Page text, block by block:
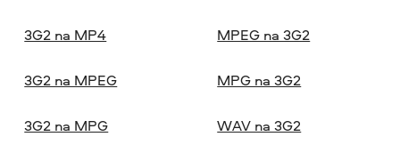
3G2 na MP4
3G2 na MPEG
3G2 na MPG
MPEG na 3G2
MPG na 3G2
WAV na 3G2